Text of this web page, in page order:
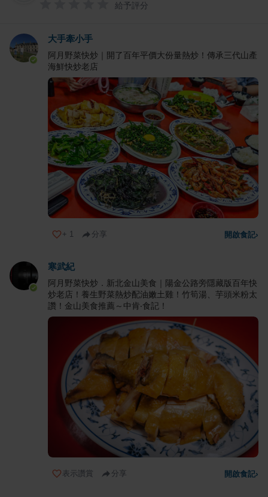
給予評分
大手牽小手
阿月野菜快炒｜開了百年平價大份量熱炒！傳承三代山產
海鮮快炒老店
+ 1 分享 開啟食記›
寒武紀
阿月野菜快炒．新北金山美食｜陽金公路旁隱藏版百年快
炒老店！養生野菜熱炒配油嫩土雞！竹筍湯、芋頭米粉太
讚！金山美食推薦～中肯‧食記！
表示讚賞 分享 開啟食記›